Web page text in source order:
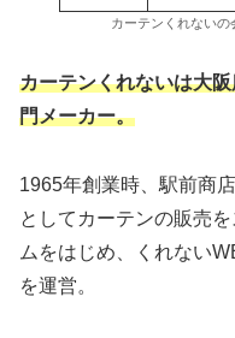
カーテンくれない
カーテンくれないは大
門メーカー。
1965年創業時、駅前商
としてカーテンの販売
ムをはじめ、くれない
を運営。